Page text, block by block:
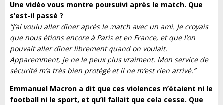
Une vidéo vous montre poursuivi après le match. Que
s’est-il passé ?
“J’ai voulu aller dîner après le match avec un ami. Je croyais
que nous étions encore à Paris et en France, et que l’on
pouvait aller dîner librement quand on voulait.
Apparemment, je ne le peux plus vraiment. Mon service de
sécurité m’a très bien protégé et il ne m’est rien arrivé.”
Emmanuel Macron a dit que ces violences n’étaient ni le
football ni le sport, et qu’il fallait que cela cesse. Que